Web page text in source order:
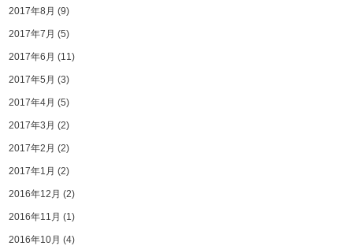
2017年8月 (9)
2017年7月 (5)
2017年6月 (11)
2017年5月 (3)
2017年4月 (5)
2017年3月 (2)
2017年2月 (2)
2017年1月 (2)
2016年12月 (2)
2016年11月 (1)
2016年10月 (4)